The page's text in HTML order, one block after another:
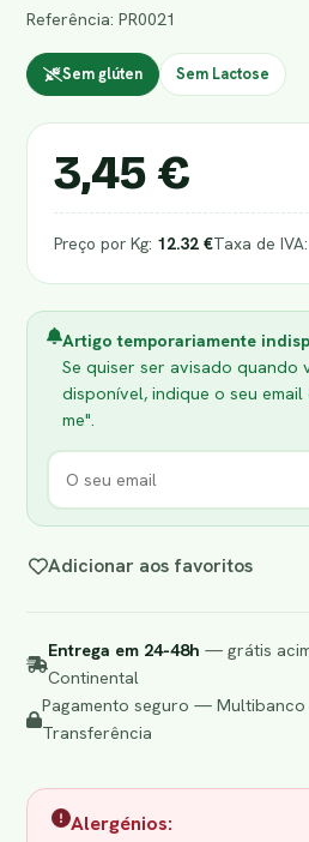
Referência: PR0021
Sem glúten Sem Lactose
3,45 €
Preço por Kg: 12.32 €Taxa de IVA:
Artigo temporariamente
Se quiser ser avisado quando
disponível, indique o seu email
me".
Adicionar aos favoritos
Entrega em 24-48h — grátis
Continental
Pagamento seguro — Multibanco
Transferência
Alergénios: